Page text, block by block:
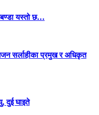
यस्तो छ…
सर्लाहीका प्रमुख र अधिकृत
दुई घाइते